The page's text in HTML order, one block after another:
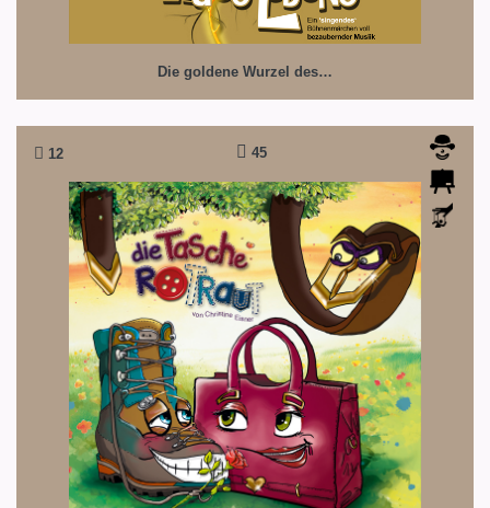
Die goldene Wurzel des…
12 45
Die Tasche Rotraud liebt Bergschuh Bernie
Klamotten komisch...